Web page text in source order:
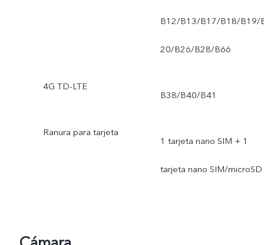
B12/B13/B17/B18/B19/
20/B26/B28/B66
4G TD-LTE
B38/B40/B41
Ranura para tarjeta
1 tarjeta nano SIM + 1
tarjeta nano SIM/microSD